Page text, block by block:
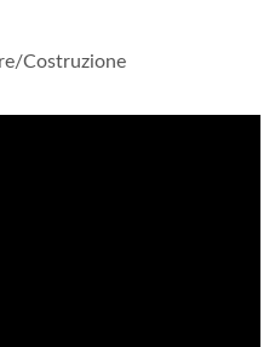
Costruzione